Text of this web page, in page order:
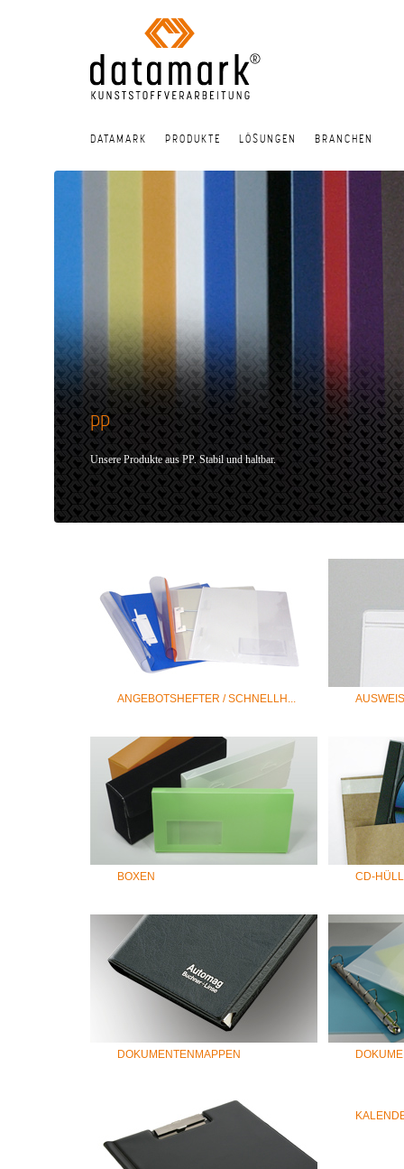
DATAMARK PRODUKTE LÖSUNGEN BRANCHEN
PP
Unsere Produkte aus PP. Stabil und haltbar.
ANGEBOTSHEFTER / SCHNELLH...
BOXEN CD-
DOKUMENTENMAPPEN